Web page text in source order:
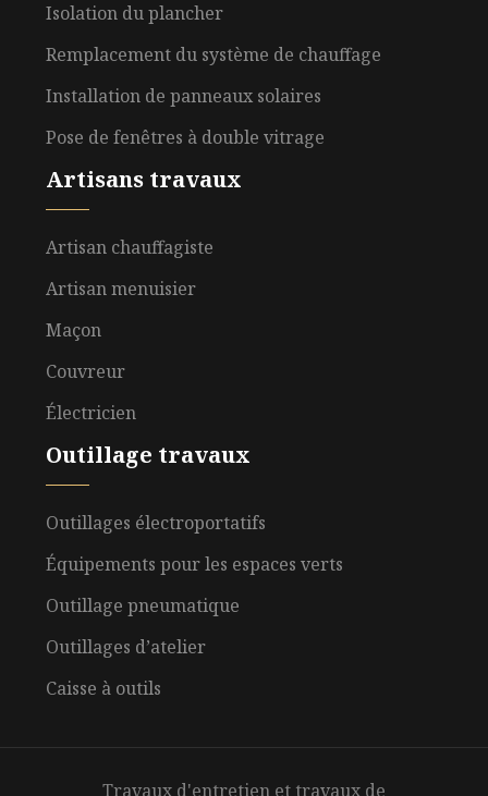
Isolation du plancher
Remplacement du système de chauffage
Installation de panneaux solaires
Pose de fenêtres à double vitrage
Artisans travaux
Artisan chauffagiste
Artisan menuisier
Maçon
Couvreur
Électricien
Outillage travaux
Outillages électroportatifs
Équipements pour les espaces verts
Outillage pneumatique
Outillages d’atelier
Caisse à outils
Travaux d'entretien et travaux de